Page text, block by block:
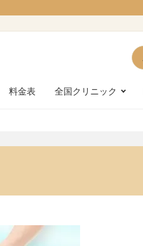
料金表 全国クリニック